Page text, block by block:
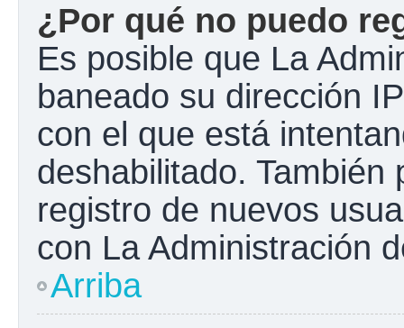
¿Por qué no puedo
Es posible que La
baneado su dirección
con el que está
deshabilitado.
registro de nuevos
con La Administración
Arriba